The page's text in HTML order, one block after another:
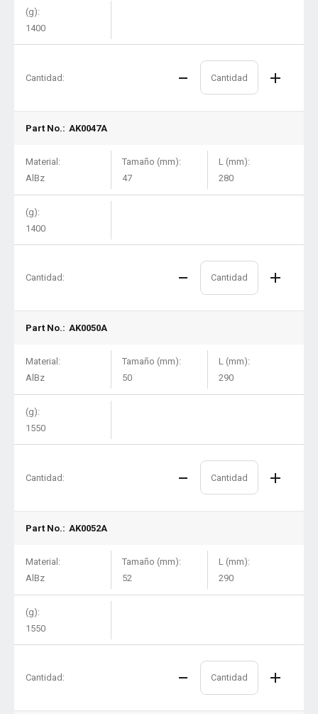
(g):
1400
Cantidad:
Part No.: AK0047A
Material:
AlBz
Tamaño (mm):
47
L (mm):
280
(g):
1400
Cantidad:
Part No.: AK0050A
Material:
AlBz
Tamaño (mm):
50
L (mm):
290
(g):
1550
Cantidad:
Part No.: AK0052A
Material:
AlBz
Tamaño (mm):
52
L (mm):
290
(g):
1550
Cantidad: